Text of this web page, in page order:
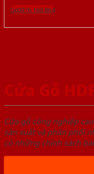
Gọi 0976.169.864
Cửa Gỗ
Cửa gỗ công nghiệp
sản xuất và phân phối
có những chính sách